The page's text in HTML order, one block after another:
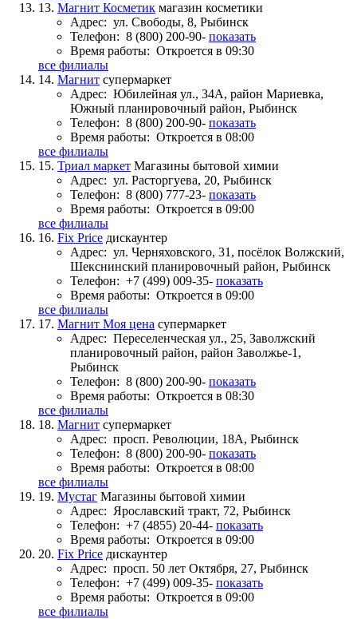
13. Магнит Косметик магазин косметики
Адрес: ул. Свободы, 8, Рыбинск
Телефон: 8 (800) 200-90- показать
Время работы: Откроется в 09:30
все филиалы
14. Магнит супермаркет
Адрес: Юбилейная ул., 34А, район Мариевка,
Южный планировочный район, Рыбинск
Телефон: 8 (800) 200-90- показать
Время работы: Откроется в 08:00
все филиалы
15. Триал маркет Магазины бытовой химии
Адрес: ул. Расторгуева, 20, Рыбинск
Телефон: 8 (800) 777-23- показать
Время работы: Откроется в 09:00
все филиалы
16. Fix Price дискаунтер
Адрес: ул. Черняховского, 31, посёлок Волжский,
Шекснинский планировочный район, Рыбинск
Телефон: +7 (499) 009-35- показать
Время работы: Откроется в 09:00
все филиалы
17. Магнит Моя цена супермаркет
Адрес: Переселенческая ул., 25, Заволжский
планировочный район, район Заволжье-1,
Рыбинск
Телефон: 8 (800) 200-90- показать
Время работы: Откроется в 08:30
все филиалы
18. Магнит супермаркет
Адрес: просп. Революции, 18А, Рыбинск
Телефон: 8 (800) 200-90- показать
Время работы: Откроется в 08:00
все филиалы
19. Мустаг Магазины бытовой химии
Адрес: Ярославский тракт, 72, Рыбинск
Телефон: +7 (4855) 20-44- показать
Время работы: Откроется в 09:00
20. Fix Price дискаунтер
Адрес: просп. 50 лет Октября, 27, Рыбинск
Телефон: +7 (499) 009-35- показать
Время работы: Откроется в 09:00
все филиалы